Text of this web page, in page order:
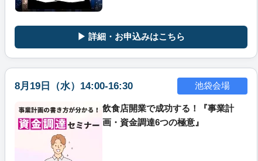
▶ 詳細・お申込みはこちら
8月19日（水）14:00-16:30 池袋会場
飲食店開業で成功する！『事業計
画・資金調達6つの極意』